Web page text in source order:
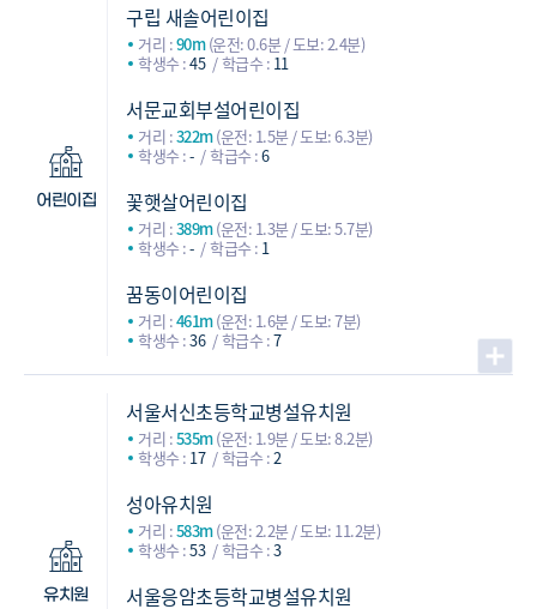
어린이집
구립 새솔어린이집
거리 :90m(운전: 0.6분 / 도보: 2.4분)
학생수 :45 학급수 : 11
서문교회부설어린이집
거리 :322m(운전: 1.5분 / 도보: 6.3분)
학생수 :- 학급수 :6
꽃햇살어린이집
거리 :389m(운전: 1.3분 / 도보: 5.7분)
학생수 :- 학급수 : 1
꿈동이어린이집
거리 :461m(운전: 1.6분 / 도보: 7분)
학생수 :36 학급수 :7
유치원
서울서신초등학교병설유치원
거리 :535m(운전: 1.9분 / 도보: 8.2분)
학생수 : 17 학급수 :2
성아유치원
거리 :583m(운전: 2.2분 / 도보: 11.2분)
학생수 :53 학급수 :3
서울응암초등학교병설유치원